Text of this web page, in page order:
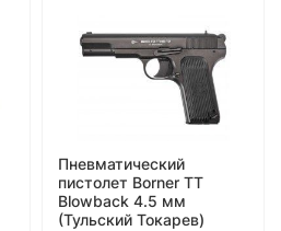
Пневматический
пистолет Borner TT
Blowback 4.5 мм
(Тульский Токарев)